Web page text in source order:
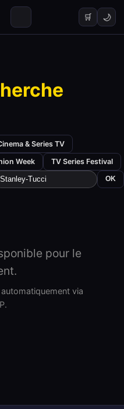
🛒 🌙
& Series TV
Week TV Series Festival
OK
pour le
via